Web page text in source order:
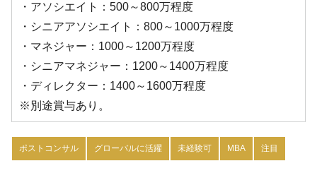
・アソシエイト：500～800万程度
・シニアアソシエイト：800～1000万程度
・マネジャー：1000～1200万程度
・シニアマネジャー：1200～1400万程度
・ディレクター：1400～1600万程度
※別途賞与あり。
ポストコンサル グローバルに活躍 未経験可 MBA 注目